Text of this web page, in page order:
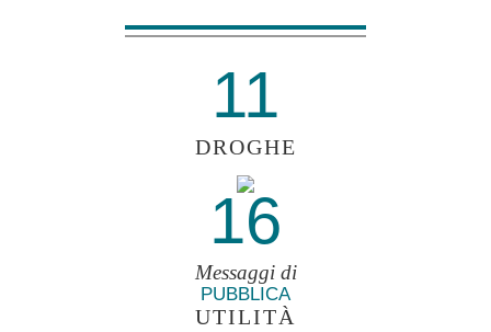
11
DROGHE
16
Messaggi di
PUBBLICA
UTILITÀ